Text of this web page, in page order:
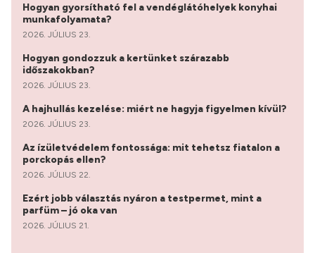
Hogyan gyorsítható fel a vendéglátóhelyek konyhai
munkafolyamata?
2026. JÚLIUS 23.
Hogyan gondozzuk a kertünket szárazabb
időszakokban?
2026. JÚLIUS 23.
A hajhullás kezelése: miért ne hagyja figyelmen kívül?
2026. JÚLIUS 23.
Az ízületvédelem fontossága: mit tehetsz fiatalon a
porckopás ellen?
2026. JÚLIUS 22.
Ezért jobb választás nyáron a testpermet, mint a
parfüm – jó oka van
2026. JÚLIUS 21.